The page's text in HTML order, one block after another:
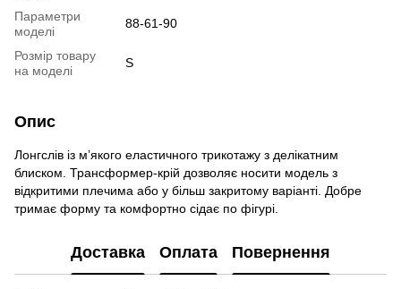
Параметри
моделі
88-61-90
Розмір товару
на моделі
S
Опис
Лонгслів із м’якого еластичного трикотажу з делікатним
блиском. Трансформер-крій дозволяє носити модель з
відкритими плечима або у більш закритому варіанті. Добре
тримає форму та комфортно сідає по фігурі.
Доставка Оплата Повернення